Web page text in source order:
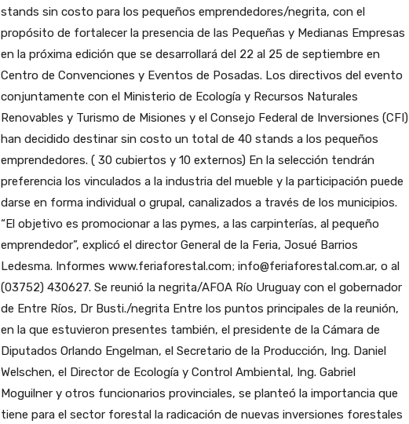
stands sin costo para los pequeños emprendedores/negrita, con el
propósito de fortalecer la presencia de las Pequeñas y Medianas Empresas
en la próxima edición que se desarrollará del 22 al 25 de septiembre en
Centro de Convenciones y Eventos de Posadas. Los directivos del evento
conjuntamente con el Ministerio de Ecología y Recursos Naturales
Renovables y Turismo de Misiones y el Consejo Federal de Inversiones (CFI)
han decidido destinar sin costo un total de 40 stands a los pequeños
emprendedores. ( 30 cubiertos y 10 externos) En la selección tendrán
preferencia los vinculados a la industria del mueble y la participación puede
darse en forma individual o grupal, canalizados a través de los municipios.
“El objetivo es promocionar a las pymes, a las carpinterías, al pequeño
emprendedor”, explicó el director General de la Feria, Josué Barrios
Ledesma. Informes www.feriaforestal.com; info@feriaforestal.com.ar, o al
(03752) 430627. Se reunió la negrita/AFOA Río Uruguay con el gobernador
de Entre Ríos, Dr Busti./negrita Entre los puntos principales de la reunión,
en la que estuvieron presentes también, el presidente de la Cámara de
Diputados Orlando Engelman, el Secretario de la Producción, Ing. Daniel
Welschen, el Director de Ecología y Control Ambiental, Ing. Gabriel
Moguilner y otros funcionarios provinciales, se planteó la importancia que
tiene para el sector forestal la radicación de nuevas inversiones forestales